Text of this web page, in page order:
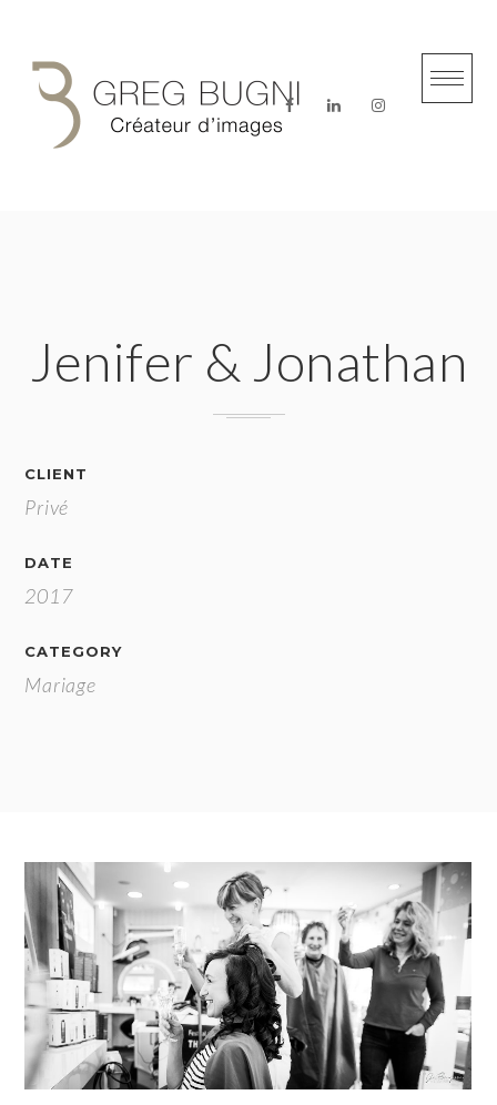
content
Jenifer & Jonathan
CLIENT
Privé
DATE
2017
CATEGORY
Mariage